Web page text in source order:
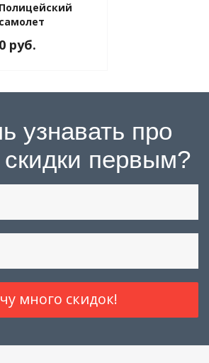
Полицейский
руб.
узнавать про
первым?